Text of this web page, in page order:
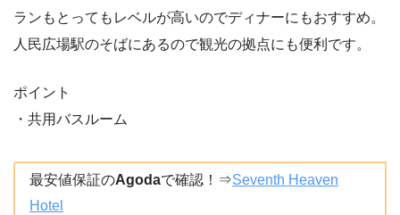
ランもとってもレベルが高いのでディナーにもおすすめ。
人民広場駅のそばにあるので観光の拠点にも便利です。
ポイント
・共用バスルーム
最安値保証のAgodaで確認！⇒Seventh Heaven
Hotel